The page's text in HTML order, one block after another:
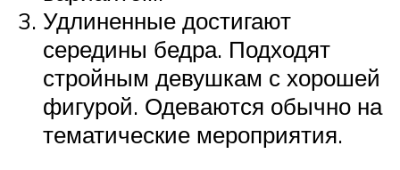
Удлиненные достигают
середины бедра. Подходят
стройным девушкам с хорошей
фигурой. Одеваются обычно на
тематические мероприятия.